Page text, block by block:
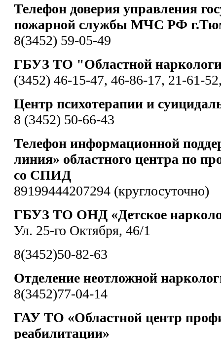
Телефон доверия управления
пожарной службы МЧС РФ
8(3452) 59-05-49
ГБУЗ ТО "Областной
(3452) 46-15-47, 46-86-17, 21-61-
Центр психотерапии и
8 (3452) 50-66-43
Телефон информационной
линия» областного центра по
со СПИД
89199444207294 (круглосуточно)
ГБУЗ ТО ОНД «Детское
Ул. 25-го Октября, 46/1
8(3452)50-82-63
Отделение неотложной
8(3452)77-04-14
ГАУ ТО «Областной центр
реабилитации»